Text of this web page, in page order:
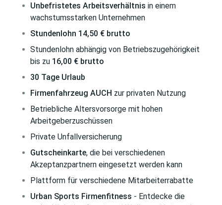
Unbefristetes Arbeitsverhältnis in einem
wachstumsstarken Unternehmen
Stundenlohn 14,50 € brutto
Stundenlohn abhängig von Betriebszugehörigkeit
bis zu 16,00 € brutto
30 Tage Urlaub
Firmenfahrzeug AUCH zur privaten Nutzung
Betriebliche Altersvorsorge mit hohen
Arbeitgeberzuschüssen
Private Unfallversicherung
Gutscheinkarte, die bei verschiedenen
Akzeptanzpartnern eingesetzt werden kann
Plattform für verschiedene Mitarbeiterrabatte
Urban Sports Firmenfitness - Entdecke die